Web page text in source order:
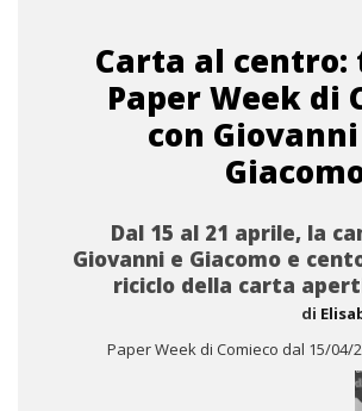
Carta al centro:
Paper Week di
con
Dal 15 al 21 aprile, la
Giovanni e Giacomo e
riciclo della carta
di
Paper Week di Comieco dal 15/04/